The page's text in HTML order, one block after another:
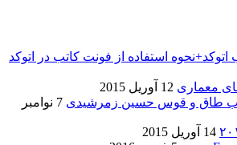
اتوکد+نحوه استفاده از فونت کاتب در اتوکد
معماری 12 آوریل 2015
طاق و قوس حسین زمرشیدی
7 نوامبر
14 آوریل 2015